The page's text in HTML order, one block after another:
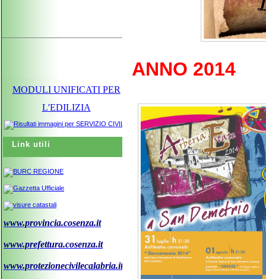
MODULI UNIFICATI PER
L'EDILIZIA
Link utili
www.provincia.cosenza.it
www.prefettura.cosenza.it
www.protezionecivilecalabria.it
ANNO 2014